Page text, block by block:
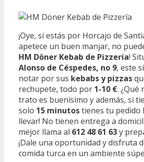
¡Oye, si estás por Horcajo de
apetece un buen manjar, no
HM Döner Kebab de Pizzería!
Alonso de Céspedes, no 9, este
notar por sus kebabs y pizzas
rechupete, todo por 1-10 €. ¿Qué
trato es buenísimo y además, si
solo 15 minutostienes tu pedido
llevar! No tienen entrega a
mejor llama al 612 48 61 63y
¡Dale una oportunidad y disfruta
comida turca en un ambiente